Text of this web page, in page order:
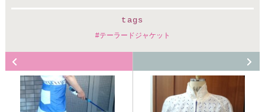
tags
テーラードジャケット